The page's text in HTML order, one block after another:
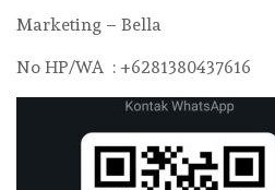
Marketing – Bella
No HP/WA : +6281380437616